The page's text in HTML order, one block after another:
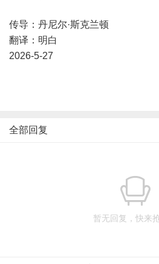
传导：丹尼尔·斯克兰顿
翻译：明白
2026-5-27
全部回复
暂无回复，快来